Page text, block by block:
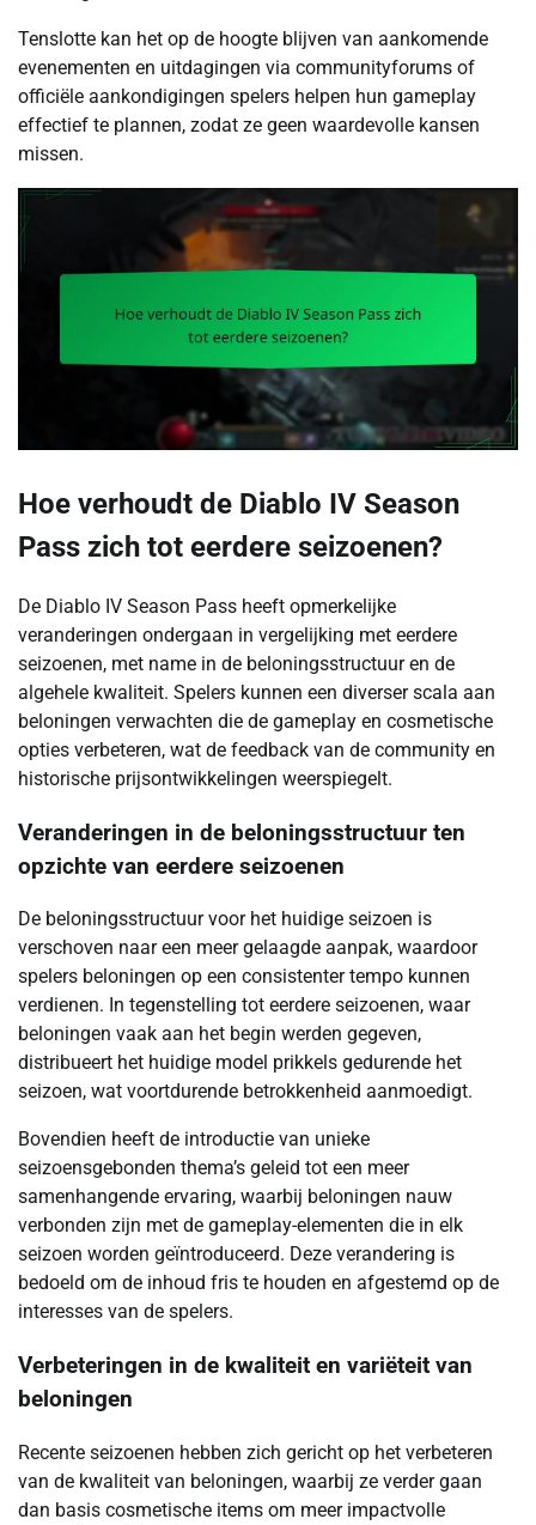
Tenslotte kan het op de hoogte blijven van aankomende
evenementen en uitdagingen via communityforums of
officiële aankondigingen spelers helpen hun gameplay
effectief te plannen, zodat ze geen waardevolle kansen
missen.
Hoe verhoudt de Diablo IV Season
Pass zich tot eerdere seizoenen?
De Diablo IV Season Pass heeft opmerkelijke
veranderingen ondergaan in vergelijking met eerdere
seizoenen, met name in de beloningsstructuur en de
algehele kwaliteit. Spelers kunnen een diverser scala aan
beloningen verwachten die de gameplay en cosmetische
opties verbeteren, wat de feedback van de community en
historische prijsontwikkelingen weerspiegelt.
Veranderingen in de beloningsstructuur ten
opzichte van eerdere seizoenen
De beloningsstructuur voor het huidige seizoen is
verschoven naar een meer gelaagde aanpak, waardoor
spelers beloningen op een consistenter tempo kunnen
verdienen. In tegenstelling tot eerdere seizoenen, waar
beloningen vaak aan het begin werden gegeven,
distribueert het huidige model prikkels gedurende het
seizoen, wat voortdurende betrokkenheid aanmoedigt.
Bovendien heeft de introductie van unieke
seizoensgebonden thema’s geleid tot een meer
samenhangende ervaring, waarbij beloningen nauw
verbonden zijn met de gameplay-elementen die in elk
seizoen worden geïntroduceerd. Deze verandering is
bedoeld om de inhoud fris te houden en afgestemd op de
interesses van de spelers.
Verbeteringen in de kwaliteit en variëteit van
beloningen
Recente seizoenen hebben zich gericht op het verbeteren
van de kwaliteit van beloningen, waarbij ze verder gaan
dan basis cosmetische items om meer impactvolle